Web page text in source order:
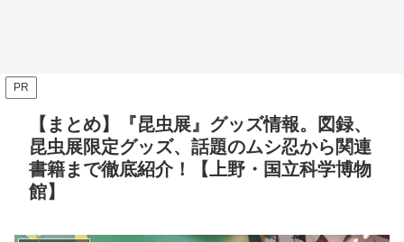
PR
【まとめ】『昆虫展』グッズ情報。図録、
昆虫展限定グッズ、話題のムシ忍から関連
書籍まで徹底紹介！【上野・国立科学博物
館】